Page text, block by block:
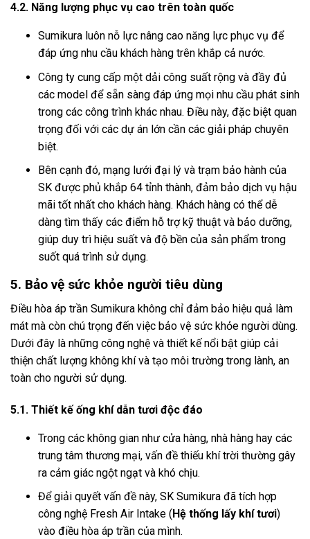
4.2. Năng lượng phục vụ cao trên toàn quốc
Sumikura luôn nỗ lực nâng cao năng lực phục vụ để
đáp ứng nhu cầu khách hàng trên khắp cả nước.
Công ty cung cấp một dải công suất rộng và đầy đủ
các model để sẵn sàng đáp ứng mọi nhu cầu phát sinh
trong các công trình khác nhau. Điều này, đặc biệt quan
trọng đối với các dự án lớn cần các giải pháp chuyên
biệt.
Bên cạnh đó, mạng lưới đại lý và trạm bảo hành của
SK được phủ khắp 64 tỉnh thành, đảm bảo dịch vụ hậu
mãi tốt nhất cho khách hàng. Khách hàng có thể dễ
dàng tìm thấy các điểm hỗ trợ kỹ thuật và bảo dưỡng,
giúp duy trì hiệu suất và độ bền của sản phẩm trong
suốt quá trình sử dụng.
5. Bảo vệ sức khỏe người tiêu dùng
Điều hòa áp trần Sumikura không chỉ đảm bảo hiệu quả làm
mát mà còn chú trọng đến việc bảo vệ sức khỏe người dùng.
Dưới đây là những công nghệ và thiết kế nổi bật giúp cải
thiện chất lượng không khí và tạo môi trường trong lành, an
toàn cho người sử dụng.
5.1. Thiết kế ống khí dẫn tươi độc đáo
Trong các không gian như cửa hàng, nhà hàng hay các
trung tâm thương mại, vấn đề thiếu khí trời thường gây
ra cảm giác ngột ngạt và khó chịu.
Để giải quyết vấn đề này, SK Sumikura đã tích hợp
công nghệ Fresh Air Intake ( Hệ thống lấy khí tươi)
vào điều hòa áp trần của mình.